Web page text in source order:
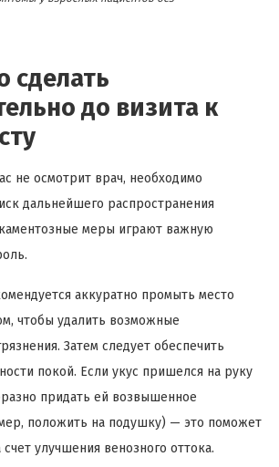
сделать
до визита к
не осмотрит врач, необходимо
дальнейшего распространения
меры играют важную
аккуратно промыть место
чтобы удалить возможные
Затем следует обеспечить
покой. Если укус пришелся на руку
придать ей возвышенное
положить на подушку) — это поможет
улучшения венозного оттока.